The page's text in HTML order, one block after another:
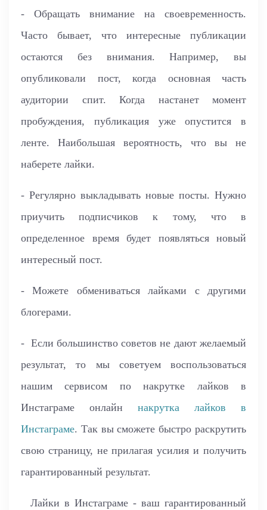
- Обращать внимание на своевременность.
Часто бывает, что интересные публикации
остаются без внимания. Например, вы
опубликовали пост, когда основная часть
аудитории спит. Когда настанет момент
пробуждения, публикация уже опустится в
ленте. Наибольшая вероятность, что вы не
наберете лайки.
- Регулярно выкладывать новые посты. Нужно
приучить подписчиков к тому, что в
определенное время будет появляться новый
интересный пост.
- Можете обмениваться лайками с другими
блогерами.
- Если большинство советов не дают желаемый
результат, то мы советуем воспользоваться
нашим сервисом по накрутке лайков в
Инстаграме онлайн накрутка лайков в
Инстаграме. Так вы сможете быстро раскрутить
свою страницу, не прилагая усилия и получить
гарантированный результат.
Лайки в Инстаграме - ваш гарантированный